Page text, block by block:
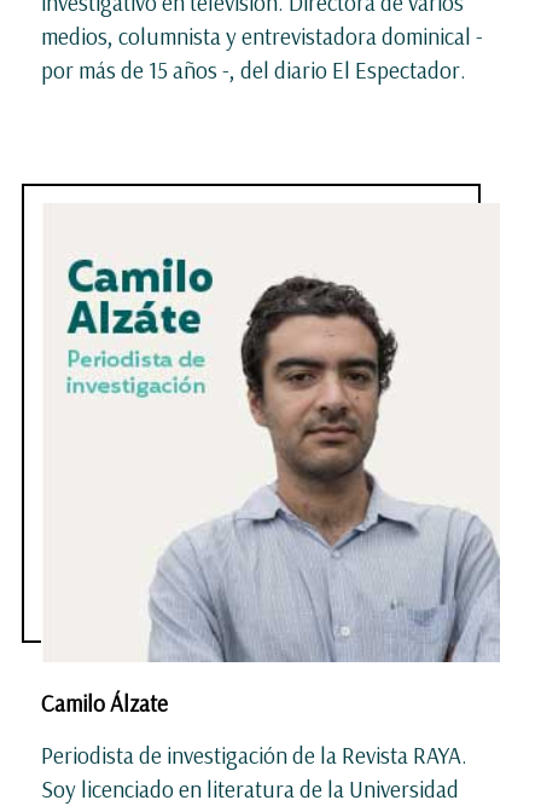
medios, columnista y entrevistadora dominical -
por más de 15 años -, del diario El Espectador.
Camilo Álzate
Periodista de investigación de la Revista RAYA.
Soy licenciado en literatura de la Universidad